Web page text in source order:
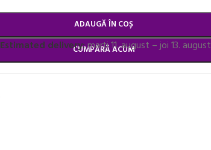
ADAUGĂ ÎN COȘ
CUMPĂRĂ ACUM
Estimated delivery:marți 11. august – joi 13. august